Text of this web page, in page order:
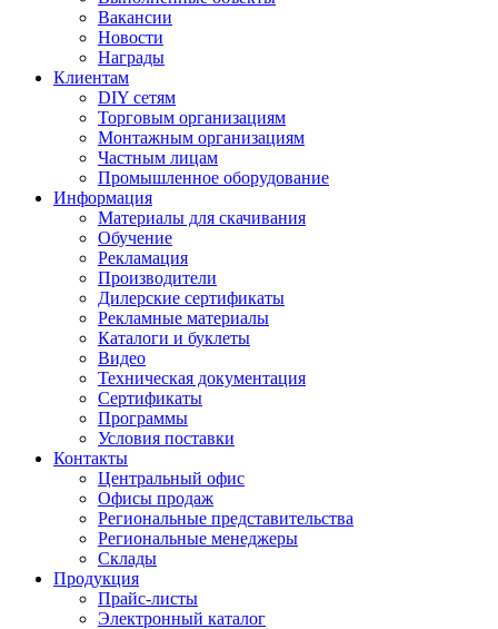
Вакансии
Новости
Награды
Клиентам
DIY сетям
Торговым организациям
Монтажным организациям
Частным лицам
Промышленное оборудование
Информация
Материалы для скачивания
Обучение
Рекламация
Производители
Дилерские сертификаты
Рекламные материалы
Каталоги и буклеты
Видео
Техническая документация
Сертификаты
Программы
Условия поставки
Контакты
Центральный офис
Офисы продаж
Региональные представительства
Региональные менеджеры
Склады
Продукция
Прайс-листы
Электронный каталог